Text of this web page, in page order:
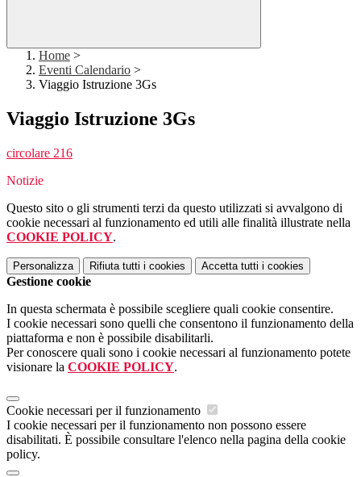
Home >
Eventi Calendario >
Viaggio Istruzione 3Gs
Viaggio Istruzione 3Gs
circolare 216
Notizie
Questo sito o gli strumenti terzi da questo utilizzati si avvalgono di
cookie necessari al funzionamento ed utili alle finalità illustrate nella
COOKIE POLICY.
Personalizza Rifiuta tutti i cookies Accetta tutti i cookies
Gestione cookie
In questa schermata è possibile scegliere quali cookie consentire.
I cookie necessari sono quelli che consentono il funzionamento della
piattaforma e non è possibile disabilitarli.
Per conoscere quali sono i cookie necessari al funzionamento potete
visionare la COOKIE POLICY.
Cookie necessari per il funzionamento
I cookie necessari per il funzionamento non possono essere
disabilitati. È possibile consultare l'elenco nella pagina della cookie
policy.